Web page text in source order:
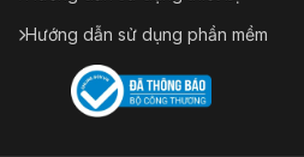
Hướng dẫn sử dụng phần mềm